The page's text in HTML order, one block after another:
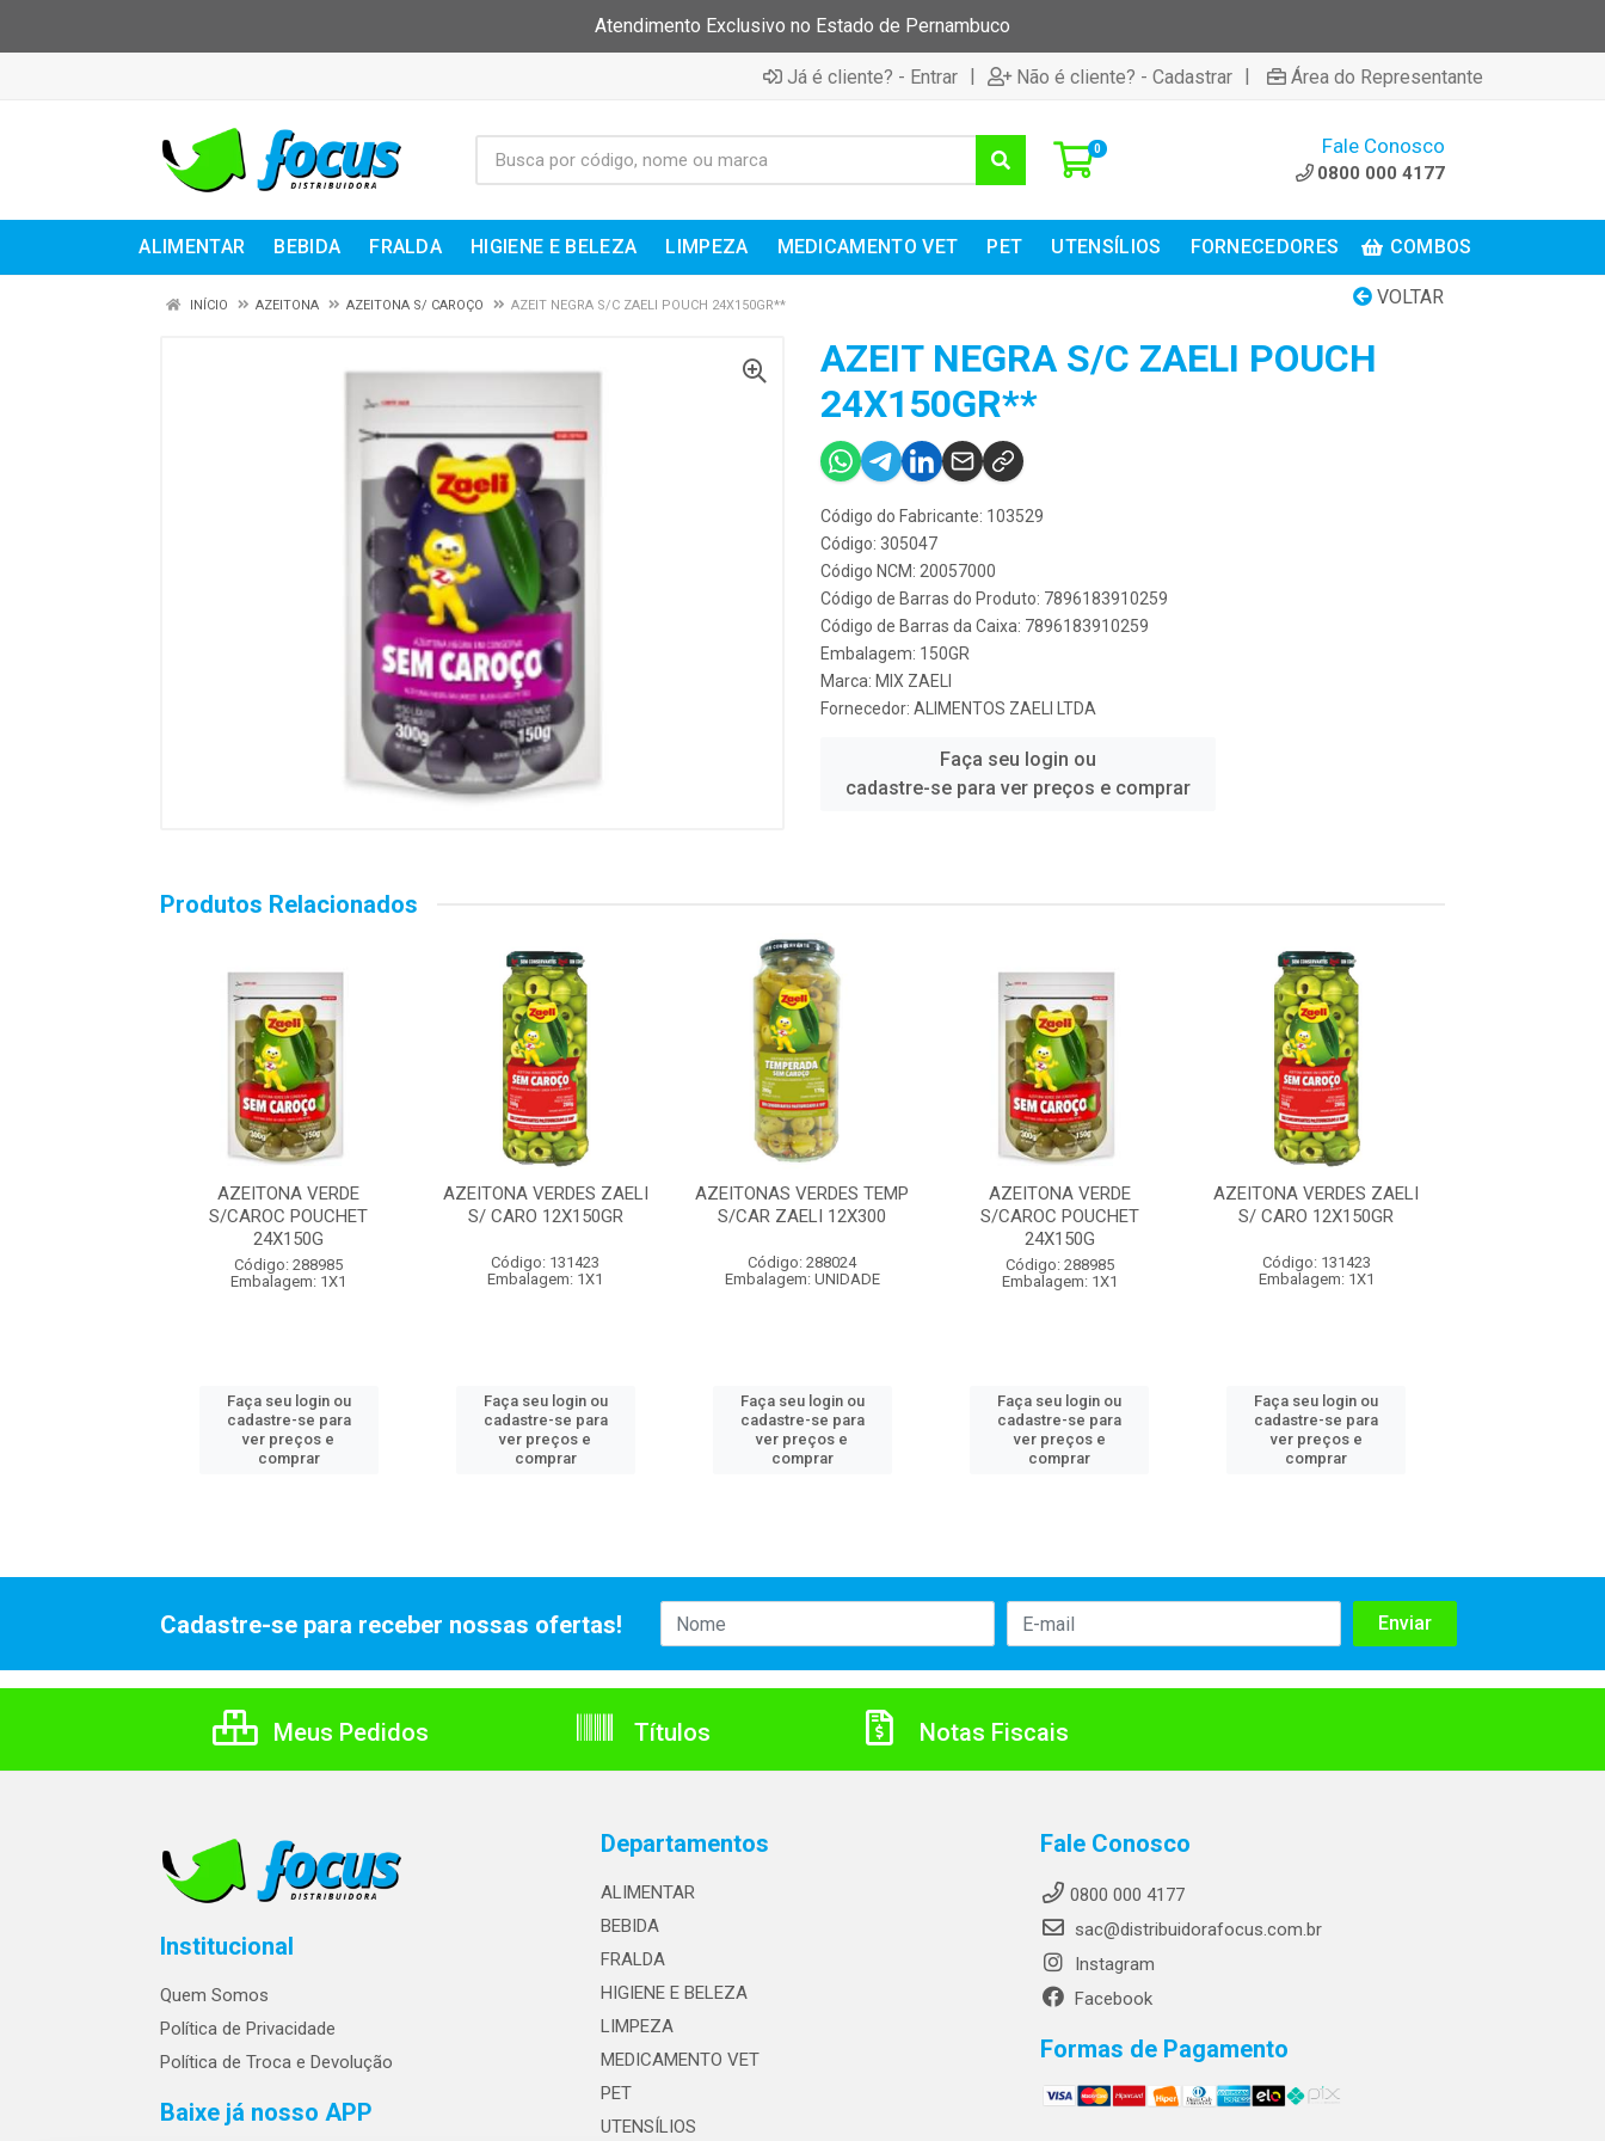
Atendimento Exclusivo no Estado de Pernambuco
Já é cliente? - Entrar | Não é cliente? - Cadastrar | Área do Representante
0 Fale Conosco
0800 000 4177
ALIMENTAR BEBIDA FRALDA HIGIENE E BELEZA LIMPEZA MEDICAMENTO VET PET UTENSÍLIOS FORNECEDORES COMBOS
VOLTAR
INÍCIO AZEITONA AZEITONA S/ CAROÇO AZEIT NEGRA S/C ZAELI POUCH 24X150GR**
AZEIT NEGRA S/C ZAELI POUCH
24X150GR**
Código do Fabricante: 103529
Código: 305047
Código NCM: 20057000
Código de Barras do Produto: 7896183910259
Código de Barras da Caixa: 7896183910259
Embalagem: 150GR
Marca: MIX ZAELI
Fornecedor: ALIMENTOS ZAELI LTDA
Faça seu login ou
cadastre-se para ver preços e comprar
Produtos Relacionados
AZEITONA VERDE
S/CAROC POUCHET
24X150G
Código: 288985
Embalagem: 1X1
Faça seu login ou
cadastre-se para
ver preços e
comprar
AZEITONA VERDES ZAELI
S/ CARO 12X150GR
Código: 131423
Embalagem: 1X1
Faça seu login ou
cadastre-se para
ver preços e
comprar
AZEITONAS VERDES TEMP
S/CAR ZAELI 12X300
Código: 288024
Embalagem: UNIDADE
Faça seu login ou
cadastre-se para
ver preços e
comprar
AZEITONA VERDE
S/CAROC POUCHET
24X150G
Código: 288985
Embalagem: 1X1
Faça seu login ou
cadastre-se para
ver preços e
comprar
AZEITONA VERDES ZAELI
S/ CARO 12X150GR
Código: 131423
Embalagem: 1X1
Faça seu login ou
cadastre-se para
ver preços e
comprar
Cadastre-se para receber nossas ofertas!
Meus Pedidos Títulos Notas Fiscais
Institucional
Quem Somos
Política de Privacidade
Política de Troca e Devolução
Baixe já nosso APP
Departamentos
ALIMENTAR
BEBIDA
FRALDA
HIGIENE E BELEZA
LIMPEZA
MEDICAMENTO VET
PET
UTENSÍLIOS
Fale Conosco
0800 000 4177
sac@distribuidorafocus.com.br
Instagram
Facebook
Formas de Pagamento